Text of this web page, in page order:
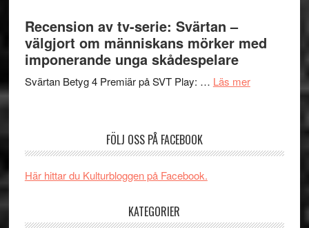
och
en
storform
valet
synas
styra
Recension av tv-serie: Svärtan –
välgjort om människans mörker med
imponerande unga skådespelare
Svärtan Betyg 4 Premiär på SVT Play: … Läs merom
FÖLJ OSS PÅ FACEBOOK
Här hittar du Kulturbloggen på Facebook.
KATEGORIER